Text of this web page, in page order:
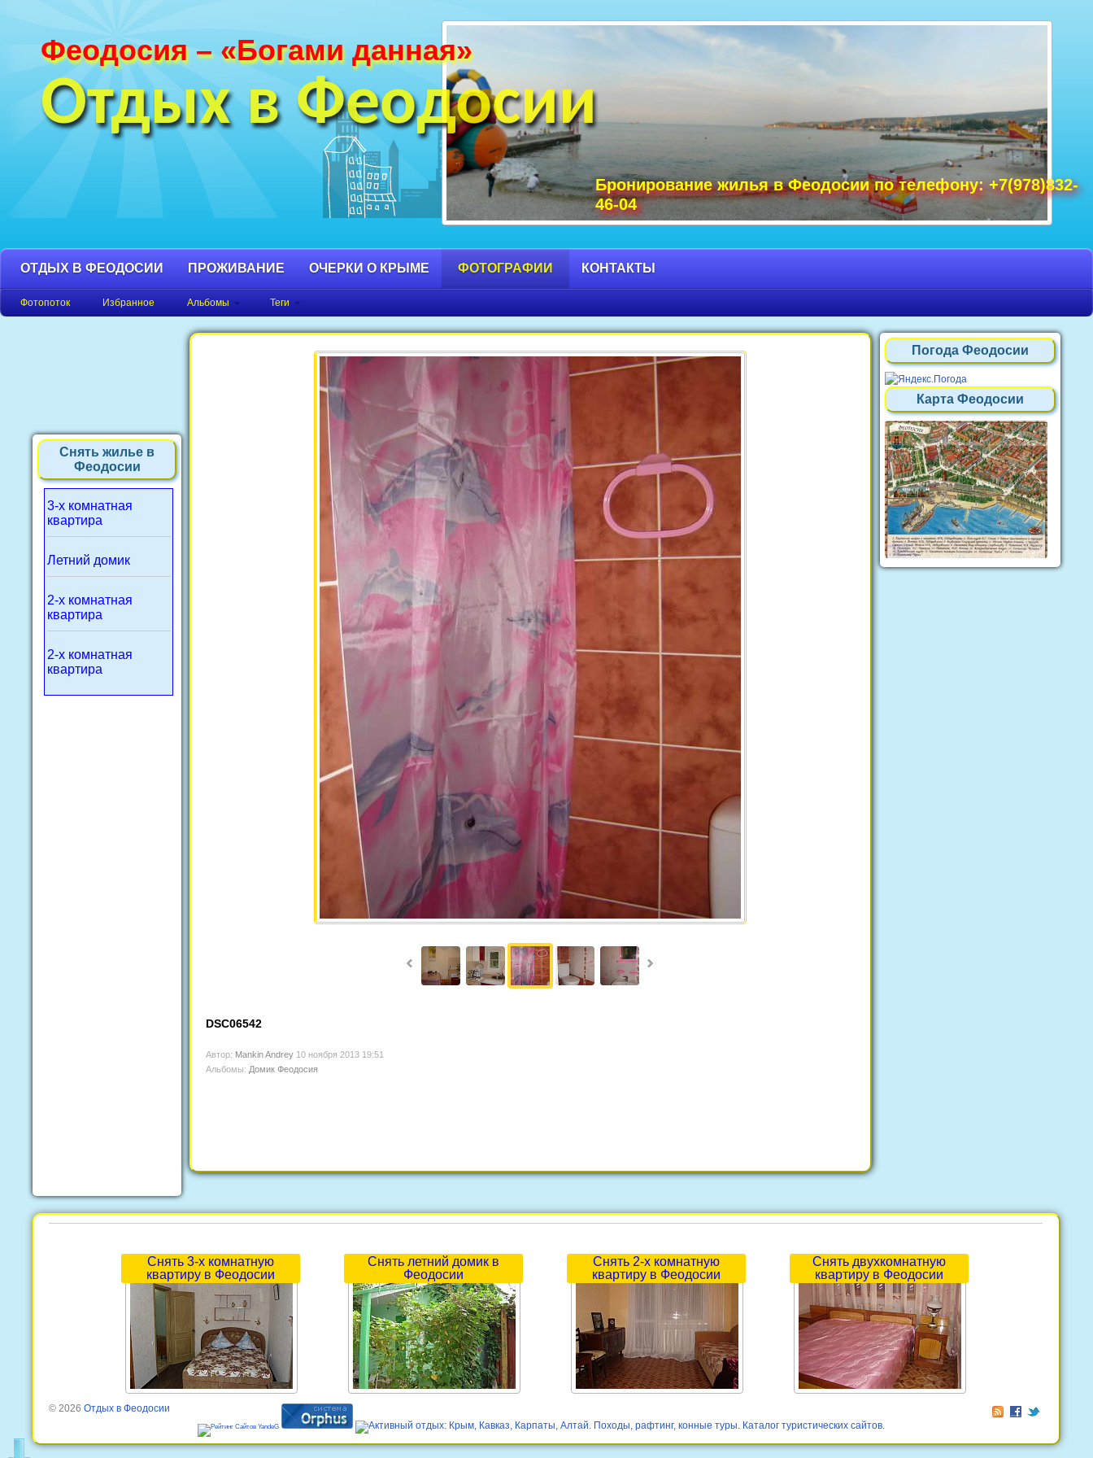
Феодосия – «Богами данная»
Отдых в Феодосии
Бронирование жилья в Феодосии по телефону: +7(978)832-
46-04
Фотографии Феодосии и Крыма. Пляжи Крыма фото, фото горы Крыма, Крым Судак фото, Крым фото Ялта, Крым фото
Феодосия, Орджоникидзе Крым фото, достопримечательности Крыма фото, море Крым фото, фото Нового Света, Крым
фото города, Крым фото Феодосия.
ОТДЫХ В ФЕОДОСИИ ПРОЖИВАНИЕ ОЧЕРКИ О КРЫМЕ ФОТОГРАФИИ КОНТАКТЫ
Фотопоток Избранное Альбомы Теги
Снять жилье в
Феодосии
3-х комнатная
квартира
Летний домик
2-х комнатная
квартира
2-х комнатная
квартира
Погода Феодосии
Карта Феодосии
DSC06542
Автор: Mankin Andrey 10 ноября 2013 19:51
Альбомы: Домик Феодосия
Снять 3-х комнатную
квартиру в Феодосии
Снять летний домик в
Феодосии
Снять 2-х комнатную
квартиру в Феодосии
Снять двухкомнатную
квартиру в Феодосии
© 2026 Отдых в Феодосии